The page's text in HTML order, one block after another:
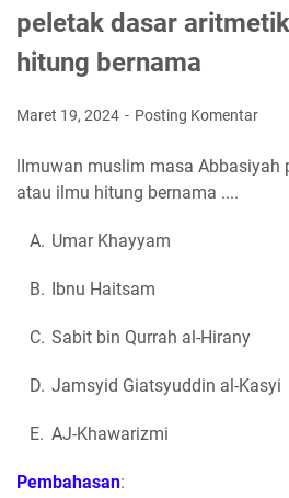
peletak dasar
hitung bernama
Maret 19, 2024 Posting Komentar
lImuwan muslim masa Abbasiyah
atau ilmu hitung bernama ....
A. Umar Khayyam
B. Ibnu Haitsam
C. Sabit bin Qurrah al-Hirany
D. Jamsyid Giatsyuddin al-Kasyi
E. AJ-Khawarizmi
Pembahasan: